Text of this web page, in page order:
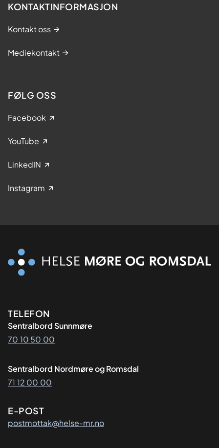
KONTAKTINFORMASJON
Kontakt oss
Mediekontakt
FØLG OSS
Facebook
YouTube
LinkedIN
Instagram
Kontaktinformasjon
TELEFON
Sentralbord Sunnmøre
70 10 50 00
Sentralbord Nordmøre og Romsdal
71 12 00 00
E-POST
postmottak@helse-mr.no